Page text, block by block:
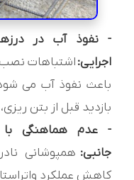
- نفوذ آب در
اجرایی:اشتباهات
باعث نفوذ آب می
بازدید قبل از بتن
- عدم هماهنگی با
جانبی: همپوشانی
کاهش عملکرد